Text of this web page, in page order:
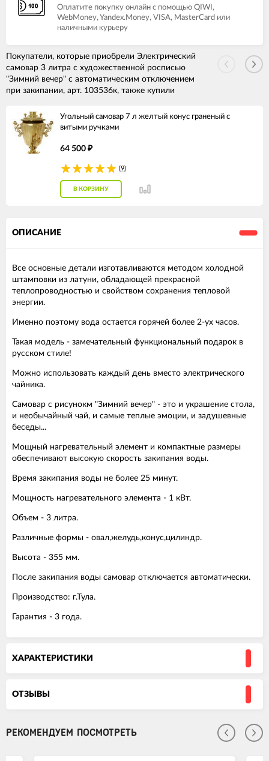
Оплатите покупку онлайн с помощью QIWI,
WebMoney, Yandex.Money, VISA, MasterCard или
наличными курьеру
Покупатели, которые приобрели Электрический
самовар 3 литра с художественной росписью
"Зимний вечер" с автоматическим отключением
при закипании, арт. 103536к, также купили
Угольный самовар 7 л желтый конус граненый с
витыми ручками
64 500 ₽
(9)
В КОРЗИНУ
ОПИСАНИЕ
Все основные детали изготавливаются методом холодной
штамповки из латуни, обладающей прекрасной
теплопроводностью и свойством сохранения тепловой
энергии.
Именно поэтому вода остается горячей более 2-ух часов.
Такая модель - замечательный функциональный подарок в
русском стиле!
Можно использовать каждый день вместо электрического
чайника.
Самовар с рисунокм "Зимний вечер" - это и украшение стола,
и необычайный чай, и самые теплые эмоции, и задушевные
беседы...
Мощный нагревательный элемент и компактные размеры
обеспечивают высокую скорость закипания воды.
Время закипания воды не более 25 минут.
Мощность нагревательного элемента - 1 кВт.
Объем - 3 литра.
Различные формы - овал,желудь,конус,цилиндр.
Высота - 355 мм.
После закипания воды самовар отключается автоматически.
Производство: г.Тула.
Гарантия - 3 года.
ХАРАКТЕРИСТИКИ
ОТЗЫВЫ
РЕКОМЕНДУЕМ ПОСМОТРЕТЬ